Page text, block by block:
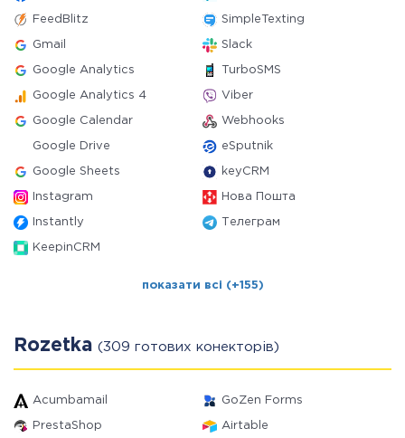
FeedBlitz SimpleTexting
Gmail Slack
Google Analytics TurboSMS
Google Analytics 4 Viber
Google Calendar Webhooks
Google Drive eSputnik
Google Sheets keyCRM
Instagram Нова Пошта
Instantly Телеграм
KeepinCRM
показати всі (+155)
Rozetka (309 готових конекторів)
Acumbamail GoZen Forms
PrestaShop Airtable